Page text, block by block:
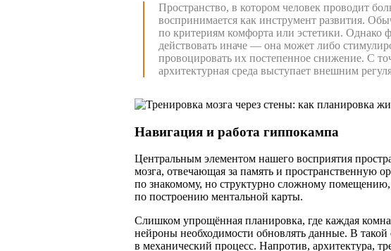
Пространство, в котором человек проводит
воспринимается как инструмент развития.
по критериям комфорта или эстетики. Однако
действовать иначе — она может либо
провоцировать их постепенное снижение. С
архитектурная среда выступает внешним
Навигация и работа гиппокампа
Центральным элементом нашего восприятия
мозга, отвечающая за память и пространственную
по знакомому, но структурно сложному
по построению ментальной карты.
Слишком упрощённая планировка, где каждая
нейроны необходимости обновлять данные. В такой
в механический процесс. Напротив, архитектура,